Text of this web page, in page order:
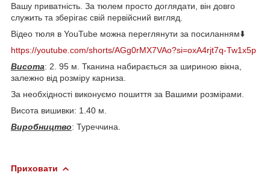
Вашу приватність. За тюлем просто доглядати, він довго
служить та зберігає свій первійсний вигляд.
Відео тюля в YouTube можна переглянути за посиланням⬇️
https://youtube.com/shorts/AGg0rMX7VAo?si=oxA4rjt7q-Tw1x5p
Висота: 2. 95 м. Тканина набирається за шириною вікна,
залежно від розміру карниза.
За необхідності виконуємо пошиття за Вашими розмірами.
Висота вишивки: 1.40 м.
Виробництво: Туреччина.
Приховати